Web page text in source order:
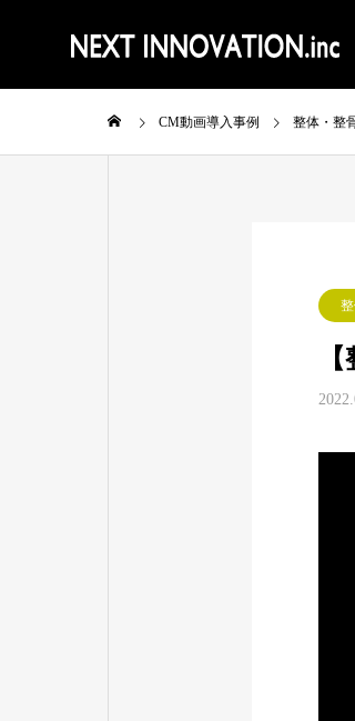
CM動画導入事例 整体・整